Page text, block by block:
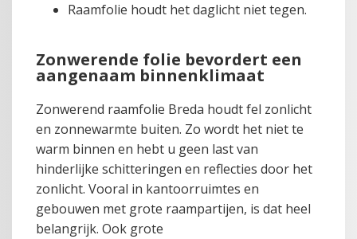
Raamfolie houdt het daglicht niet tegen.
Zonwerende folie bevordert een
aangenaam binnenklimaat
Zonwerend raamfolie Breda houdt fel zonlicht
en zonnewarmte buiten. Zo wordt het niet te
warm binnen en hebt u geen last van
hinderlijke schitteringen en reflecties door het
zonlicht. Vooral in kantoorruimtes en
gebouwen met grote raampartijen, is dat heel
belangrijk. Ook grote